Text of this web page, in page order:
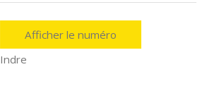
Afficher le numéro
Indre